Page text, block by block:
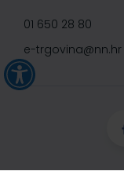
01 650 28 80
e-trgovina@nn.hr